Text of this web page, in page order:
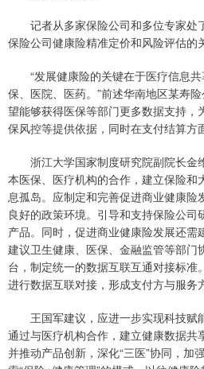
记者从多家保险公司和多位专家处
保险公司健康险精准定价和风险评估的
“发展健康险的关键在于医疗信息共
保、医院、医药。”前述华南地区某寿
望能够获得医保等部门更多数据支持，
保风控等提供依据，同时在支付结算方
浙江大学国家制度研究院副院长金
本医保、医疗机构的合作，建立保险和
息孤岛。应制定和完善促进商业健康险
良好的政策环境。引导和支持保险公司
产品。同时，促进商业健康险发展还需
建议卫生健康、医保、金融监管等部门
台，制定统一的数据互联互通对接标准
进行数据互联对接，形成支付方与服务
王国军建议，应进一步实现科技赋
通过与医疗机构合作，建立健康数据共
并推动产品创新，深化“三医”协同，加